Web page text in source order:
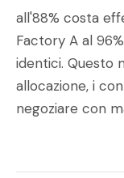
all'88% costa
Factory A al
identici. Questo
allocazione, i
negoziare con